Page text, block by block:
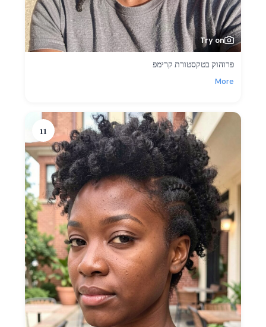
Try on
פרוהוק בטקסטורת קרימפ
More
11